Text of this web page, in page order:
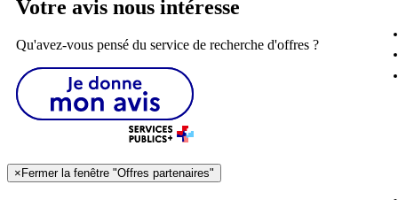
Votre avis nous intéresse
Qu'avez-vous pensé du service de recherche d'offres ?
× Fermer la fenêtre "Offres partenaires"